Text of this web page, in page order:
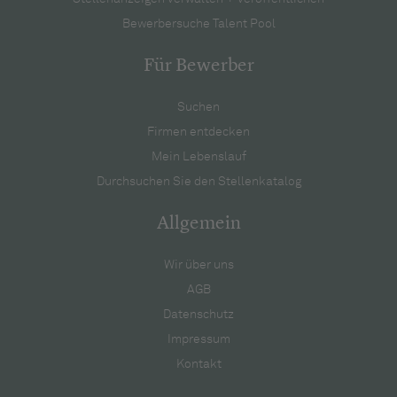
Bewerbersuche Talent Pool
Für Bewerber
Suchen
Firmen entdecken
Mein Lebenslauf
Durchsuchen Sie den Stellenkatalog
Allgemein
Wir über uns
AGB
Datenschutz
Impressum
Kontakt